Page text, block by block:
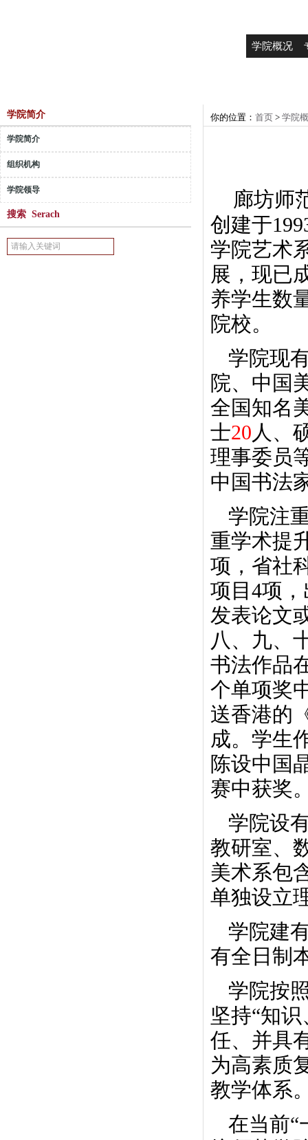
学院概况
学院简介
学院简介
组织机构
学院领导
搜索 Serach
你的位置： 首页 > 学院
廊坊师
创建于
学院艺术
展，现已
养学生数
院校。
学院现
院、中国
全国知名
士20人、
理事委员
中国书法
学院注
重学术提
项，省社
项目4项
发表论文
八、九、
书法作品
个单项奖
送香港的
成。学生
陈设中国
赛中获奖
学院设
教研室、
美术系包
单独设立
学院建
有全日制
学院按
坚持“知
任、并具
为高素质
教学体系
在当前“